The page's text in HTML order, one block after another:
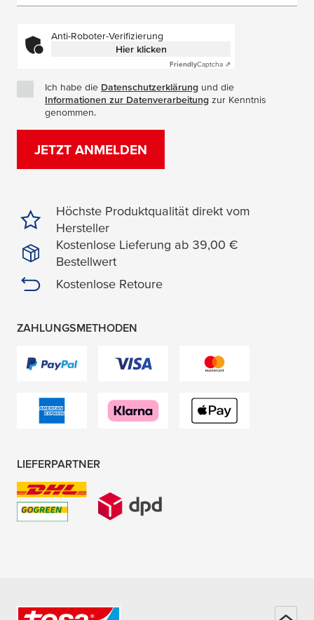
Anti-Roboter-Verifizierung
Hier klicken
FriendlyCaptcha ⇗
Ich habe die Datenschutzerklärung (Öffnet in einem neuen
und die
Informationen zur Datenverarbeitung (Öffnet in einem
zur Kenntnis
genommen.
JETZT ANMELDEN
Höchste Produktqualität direkt vom
Hersteller
Kostenlose Lieferung ab 39,00 €
Bestellwert
Kostenlose Retoure
ZAHLUNGSMETHODEN
LIEFERPARTNER